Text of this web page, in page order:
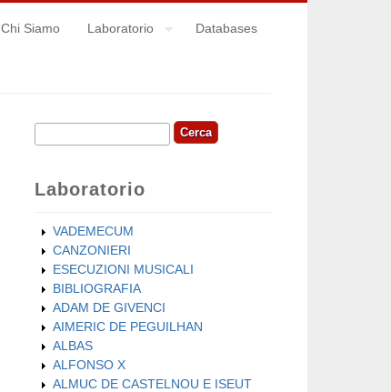
Chi Siamo Laboratorio Databases
Form di ricerca
Cerca
Laboratorio
VADEMECUM
CANZONIERI
ESECUZIONI MUSICALI
BIBLIOGRAFIA
ADAM DE GIVENCI
AIMERIC DE PEGUILHAN
ALBAS
ALFONSO X
ALMUC DE CASTELNOU E ISEUT